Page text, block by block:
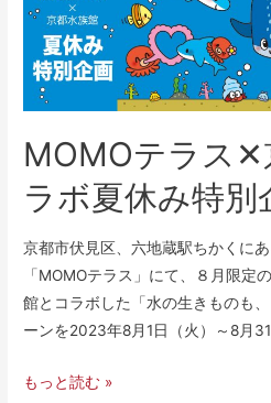
MOMOテラス✕
ラボ夏休み特別
京都市伏見区、六地蔵駅ちかくに
「MOMOテラス」にて、８月限定
館とコラボした「水の生きものも
ーンを2023年8月1日（火）～8月
もっと読む »